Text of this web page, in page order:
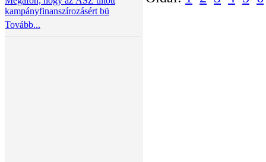
kampányfinanszírozásért bü
Tovább...